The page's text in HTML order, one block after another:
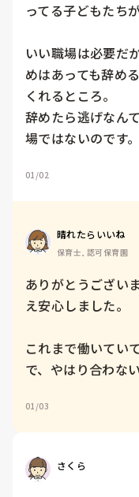
ってる子どもたち
いい職場は必要だ
めはあっても辞め
くれるところ。
辞めたら逃げなん
場ではないのです。
01/02
晴れたらいいね
保育士, 認可保育園
ありがとうござい
え安心しました。
これまで働いてい
で、やはり合わな
01/03
さくら